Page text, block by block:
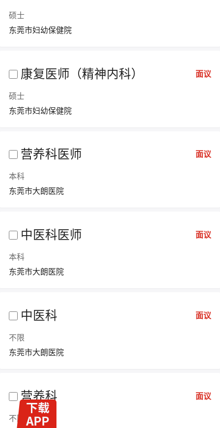
硕士
东莞市妇幼保健院
康复医师（精神内科） 面议
硕士
东莞市妇幼保健院
营养科医师 面议
本科
东莞市大朗医院
中医科医师 面议
本科
东莞市大朗医院
中医科 面议
不限
东莞市大朗医院
营养科 面议
不限